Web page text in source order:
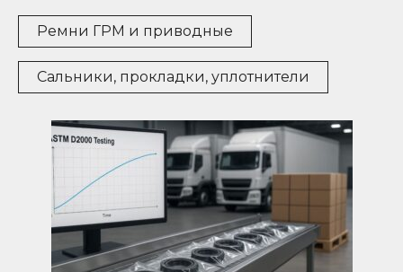
Ремни ГРМ и приводные
Сальники, прокладки, уплотнители